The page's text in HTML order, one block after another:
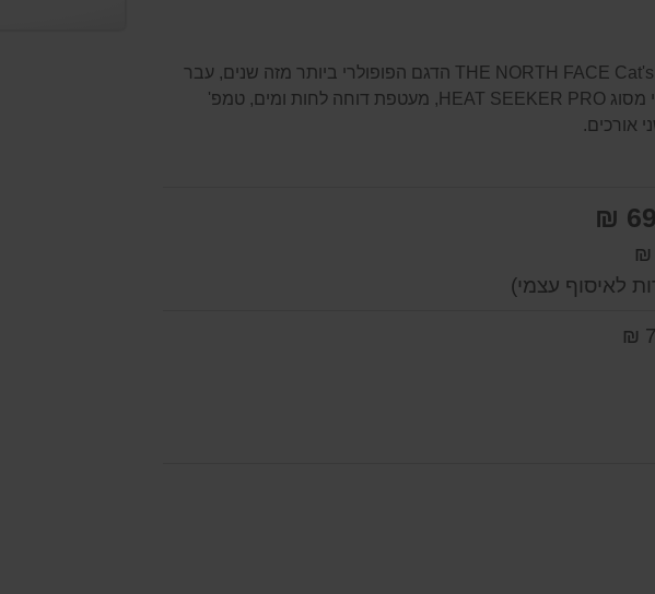
" חדש " , שק שינה 7- THE NORTH FACE Cat's Meow Eco הדגם הפופולרי ביותר מזה שנים, עבר
ריענון ושינוי, בדים ממוחזרים, מילוי מסוג HEAT SEEKER PRO, מעטפת דוחה לחות ומים, טמפ'
לאיסוף עצמי)